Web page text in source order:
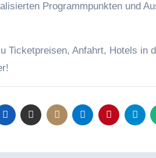
Programmpunkten und
Ticketpreisen, Anfahrt, Hotels in